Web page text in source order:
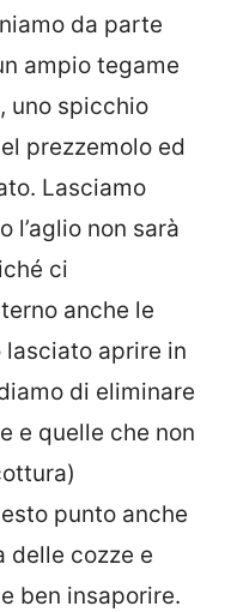
da parte
ampio tegame
uno spicchio
prezzemolo ed
Lasciamo
l’aglio non sarà
ci
anche le
lasciato aprire in
di eliminare
e quelle che non
punto anche
delle cozze e
ben insaporire.